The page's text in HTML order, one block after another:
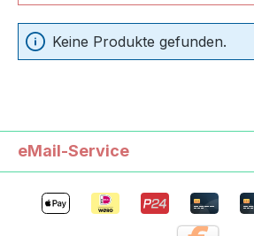
Keine Produkte gefunden.
eMail-Service